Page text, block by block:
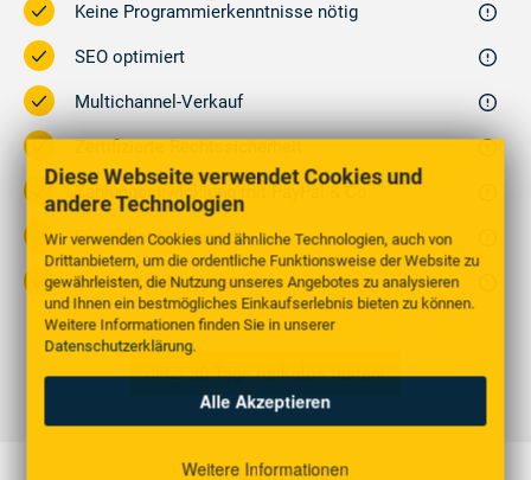
Diese Webseite verwendet Cookies und
andere Technologien
Wir verwenden Cookies und ähnliche Technologien, auch von
Drittanbietern, um die ordentliche Funktionsweise der Website zu
gewährleisten, die Nutzung unseres Angebotes zu analysieren
und Ihnen ein bestmögliches Einkaufserlebnis bieten zu können.
Weitere Informationen finden Sie in unserer
Datenschutzerklärung.
Alle Akzeptieren
Weitere Informationen
Keine Programmierkenntnisse nötig
SEO optimiert
Multichannel-Verkauf
Zahlungsabwicklung mit PayPal & Co.
Freundlicher Support
Automatische Updates
Jetzt 30 Tage risikolos testen!